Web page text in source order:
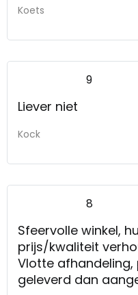
Koets
9
Liever niet
Kock
8
Sfeervolle winkel,
prijs/kwaliteit
Vlotte
geleverd dan